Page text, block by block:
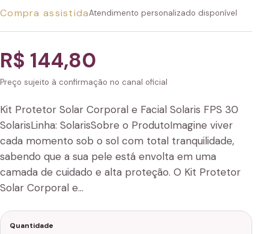
Compra assistidaAtendimento personalizado disponível
R$ 144,80
Preço sujeito à confirmação no canal oficial
Kit Protetor Solar Corporal e Facial Solaris FPS 30
SolarisLinha: SolarisSobre o ProdutoImagine viver
cada momento sob o sol com total tranquilidade,
sabendo que a sua pele está envolta em uma
camada de cuidado e alta proteção. O Kit Protetor
Solar Corporal e…
Quantidade